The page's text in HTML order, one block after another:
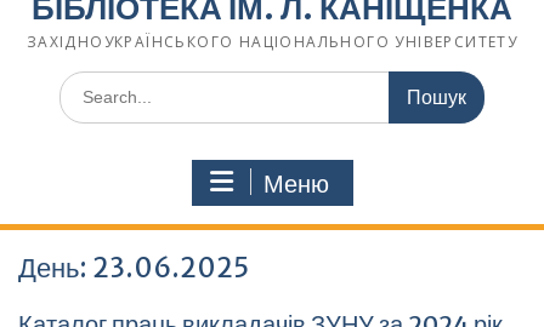
ЗАХІДНОУКРАЇНСЬКОГО НАЦІОНАЛЬНОГО УНІВЕРСИТЕТУ
Шукати:
Меню
День: 23.06.2025